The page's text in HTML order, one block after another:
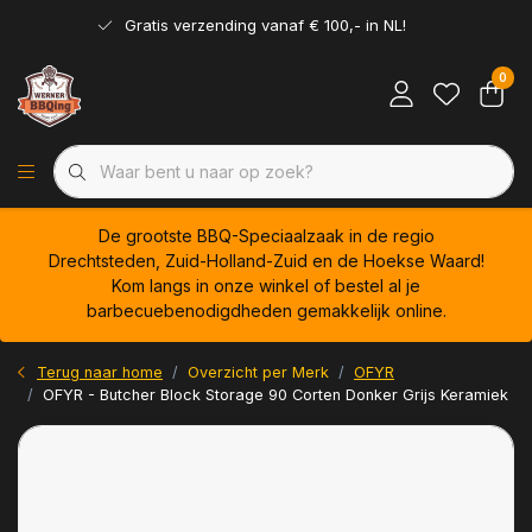
Gratis verzending vanaf € 100,- in NL!
0
De grootste BBQ-Speciaalzaak in de regio
Drechtsteden, Zuid-Holland-Zuid en de Hoekse Waard!
Kom langs in onze winkel of bestel al je
barbecuebenodigdheden gemakkelijk online.
Terug naar home Overzicht per Merk
OFYR
OFYR - Butcher Block Storage 90 Corten Donker Grijs Keramiek